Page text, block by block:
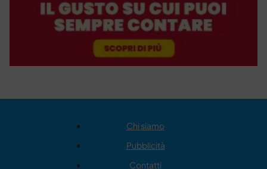
Chi siamo
Pubblicità
Contatti